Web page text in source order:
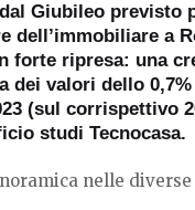
Giubileo previsto
dell’immobiliare a
forte ripresa: una
dei valori dello
(sul corrispettivo
studi Tecnocasa.
nelle